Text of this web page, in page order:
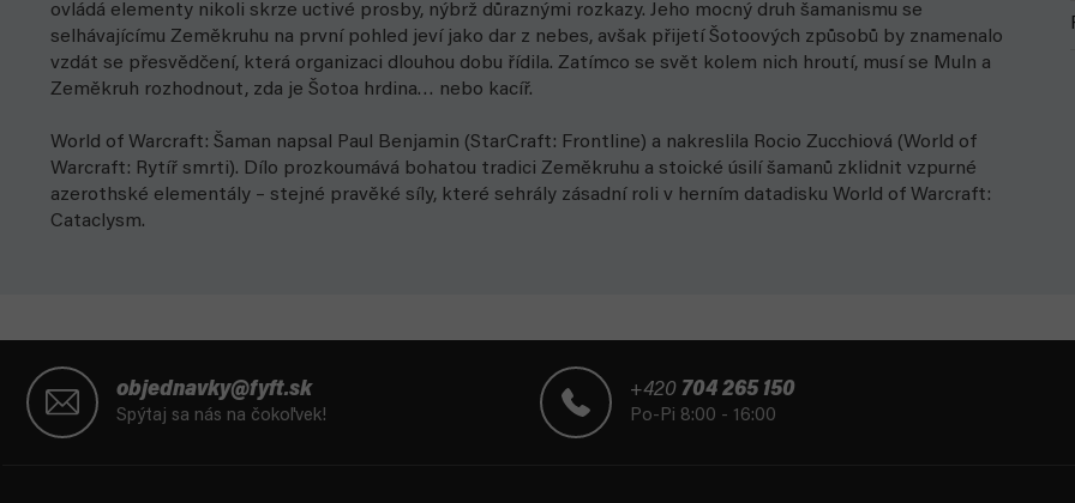
ovládá elementy nikoli skrze uctivé prosby, nýbrž důraznými rozkazy. Jeho mocný druh šamanismu se
selhávajícímu Zeměkruhu na první pohled jeví jako dar z nebes, avšak přijetí Šotoových způsobů by znamenalo
vzdát se přesvědčení, která organizaci dlouhou dobu řídila. Zatímco se svět kolem nich hroutí, musí se Muln a
Zeměkruh rozhodnout, zda je Šotoa hrdina… nebo kacíř.
World of Warcraft: Šaman napsal Paul Benjamin (StarCraft: Frontline) a nakreslila Rocio Zucchiová (World of
Warcraft: Rytíř smrti). Dílo prozkoumává bohatou tradici Zeměkruhu a stoické úsilí šamanů zklidnit vzpurné
azerothské elementály – stejné pravěké síly, které sehrály zásadní roli v herním datadisku World of Warcraft:
Cataclysm.
objednavky@fyft.sk
Spýtaj sa nás na čokoľvek!
+420 704 265 150
Po-Pi 8:00 - 16:00